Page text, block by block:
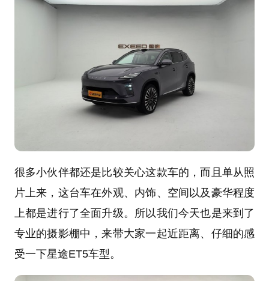
很多小伙伴都还是比较关心这款车的，而且单从照
片上来，这台车在外观、内饰、空间以及豪华程度
上都是进行了全面升级。所以我们今天也是来到了
专业的摄影棚中，来带大家一起近距离、仔细的感
受一下星途ET5车型。